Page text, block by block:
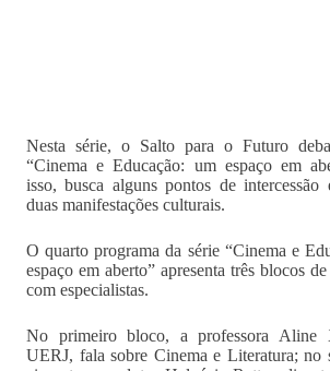
Nesta série, o Salto para o Futuro
“Cinema e Educação: um espaço em
isso, busca alguns pontos de intercessão
duas manifestações culturais.
O quarto programa da série “Cinema e
espaço em aberto” apresenta três blocos
com especialistas.
No primeiro bloco, a professora Aline
UERJ, fala sobre Cinema e Literatura; no